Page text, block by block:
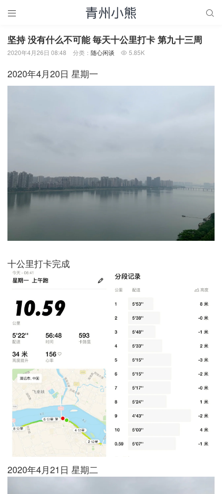
 
坚持 没有什么不可能 毎天十公里打卡 第九十三周
2020年4月26日 08:48 分类： 随心闲谈  5.85K
2020年4月20日 星期一
十公里打卡完成
2020年4月21日 星期二